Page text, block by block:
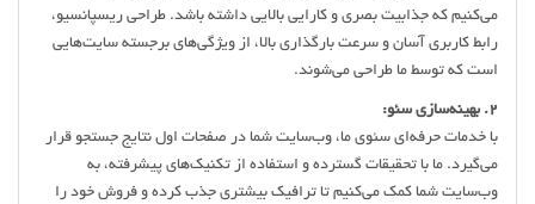
می‌کنیم که جذابیت بصری و کارایی بالایی داشته باشد. طراحی ریسپانسیو،
رابط کاربری آسان و سرعت بارگذاری بالا، از ویژگی‌های برجسته سایت‌هایی
است که توسط ما طراحی می‌شوند.
2. بهینه‌سازی سئو:
با خدمات حرفه‌ای سئوی ما، وب‌سایت شما در صفحات اول نتایج جستجو قرار
می‌گیرد. ما با تحقیقات گسترده و استفاده از تکنیک‌های پیشرفته، به
وب‌سایت شما کمک می‌کنیم تا ترافیک بیشتری جذب کرده و فروش خود را